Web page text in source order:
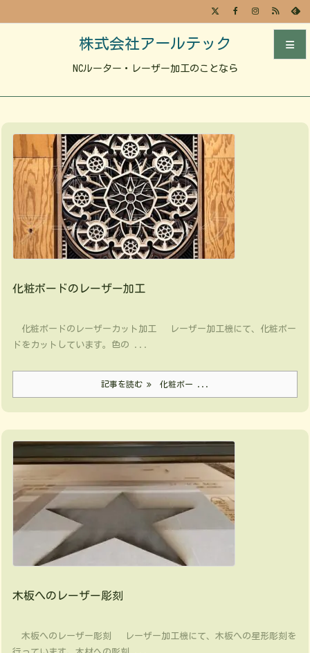
株式会社アールテック
NCルーター・レーザー加工のことなら
化粧ボードのレーザー加工
化粧ボードのレーザーカット加工 レーザー加工機にて、化粧ボー
ドをカットしています。色の ...
記事を読む 化粧ボー ...
木板へのレーザー彫刻
木板へのレーザー彫刻 レーザー加工機にて、木板への星形彫刻を